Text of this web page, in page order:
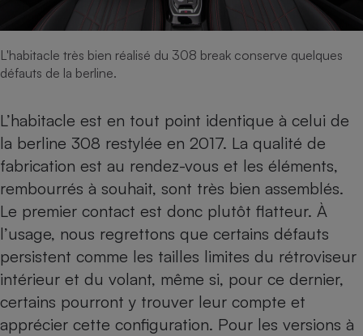
L'habitacle très bien réalisé du 308 break conserve quelques
défauts de la berline.
L’habitacle est en tout point identique à celui de
la berline 308 restylée en 2017. La qualité de
fabrication est au rendez-vous et les éléments,
rembourrés à souhait, sont très bien assemblés.
Le premier contact est donc plutôt flatteur. À
l’usage, nous regrettons que certains défauts
persistent comme les tailles limites du rétroviseur
intérieur et du volant, même si, pour ce dernier,
certains pourront y trouver leur compte et
apprécier cette configuration. Pour les versions à
Cafetière à expressos
Robot ménager